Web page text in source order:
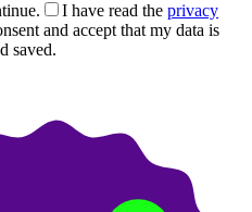
I have read the privacy
and accept that my data is
saved.